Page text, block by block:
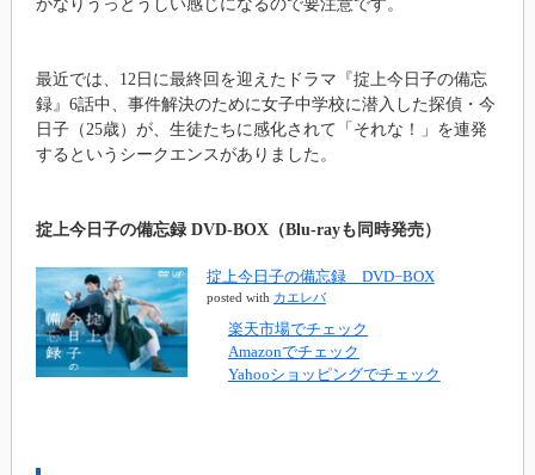
かなりうっとうしい感じになるので要注意です。
最近では、12日に最終回を迎えたドラマ『掟上今日子の備忘
録』6話中、事件解決のために女子中学校に潜入した探偵・今
日子（25歳）が、生徒たちに感化されて「それな！」を連発
するというシークエンスがありました。
掟上今日子の備忘録 DVD-BOX（Blu-rayも同時発売）
掟上今日子の備忘録 DVD−BOX
posted with カエレバ
楽天市場でチェック
Amazonでチェック
Yahooショッピングでチェック